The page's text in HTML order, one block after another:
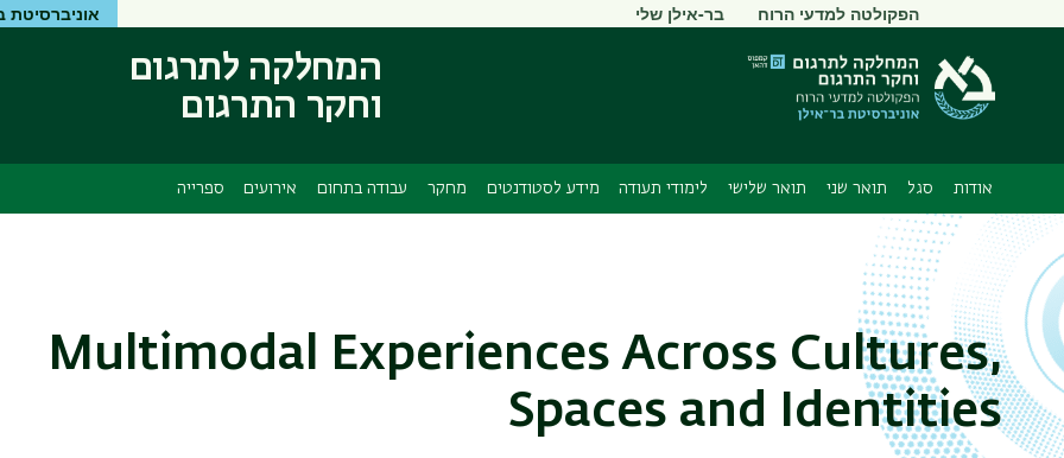
לתוכן
העיקרי
לתפריט
ניווט
ראשי
תפריט
משני
הפקולטה למדעי הרוח בר-אילן שלי אוניברסיטת
המחלקה לתרגום
וחקר התרגום
אודות סגל תואר שני תואר שלישי לימודי תעודה מידע לסטודנטים מחקר עבודה בתחום אירועים ספרייה
Multimodal Experiences Across Cultures,
Spaces and Identities